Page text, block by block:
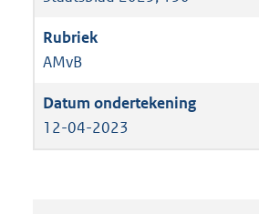
AMvB
12-04-2023